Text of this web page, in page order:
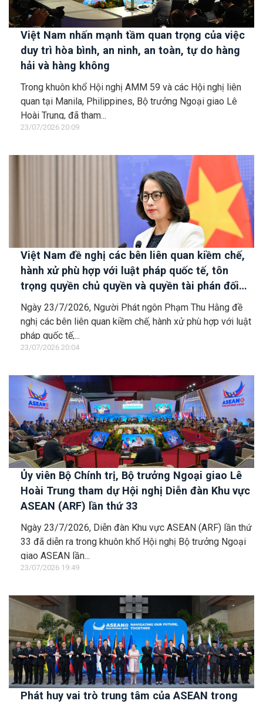
Việt Nam nhấn mạnh tầm quan trọng của việc
duy trì hòa bình, an ninh, an toàn, tự do hàng
hải và hàng không
Trong khuôn khổ Hội nghị AMM 59 và các Hội nghị liên
quan tại Manila, Philippines, Bộ trưởng Ngoại giao Lê
Hoài Trung, đã tham...
23/07/2026 20:09
Việt Nam đề nghị các bên liên quan kiềm chế,
hành xử phù hợp với luật pháp quốc tế, tôn
trọng quyền chủ quyền và quyền tài phán đối
với vùng đặc quyền kinh tế và thềm lục địa của
quốc gia ven biển
Ngày 23/7/2026, Người Phát ngôn Phạm Thu Hằng đề
nghị các bên liên quan kiềm chế, hành xử phù hợp với luật
pháp quốc tế,...
23/07/2026 20:04
Ủy viên Bộ Chính trị, Bộ trưởng Ngoại giao Lê
Hoài Trung tham dự Hội nghị Diễn đàn Khu vực
ASEAN (ARF) lần thứ 33
Ngày 23/7/2026, Diễn đàn Khu vực ASEAN (ARF) lần thứ
33 đã diễn ra trong khuôn khổ Hội nghị Bộ trưởng Ngoại
giao ASEAN lần...
23/07/2026 19:49
Phát huy vai trò trung tâm của ASEAN trong